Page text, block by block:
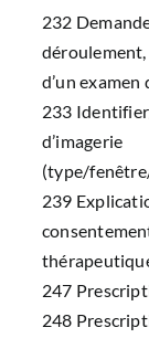
232
d’un examen
233
d’imagerie
(type/
239
247
248